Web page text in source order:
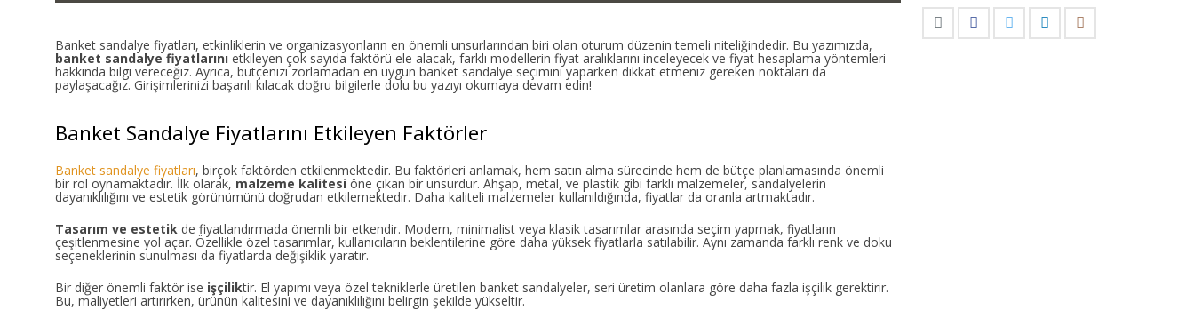
Banket sandalye fiyatları, etkinliklerin ve organizasyonların en önemli unsurlarından biri olan oturum düzenin temeli niteliğindedir. Bu yazımızda,
banket sandalye fiyatlarını etkileyen çok sayıda faktörü ele alacak, farklı modellerin fiyat aralıklarını inceleyecek ve fiyat hesaplama yöntemleri
hakkında bilgi vereceğiz. Ayrıca, bütçenizi zorlamadan en uygun banket sandalye seçimini yaparken dikkat etmeniz gereken noktaları da
paylaşacağız. Girişimlerinizi başarılı kılacak doğru bilgilerle dolu bu yazıyı okumaya devam edin!
Banket Sandalye Fiyatlarını Etkileyen Faktörler
Banket sandalye fiyatları, birçok faktörden etkilenmektedir. Bu faktörleri anlamak, hem satın alma sürecinde hem de bütçe planlamasında önemli
bir rol oynamaktadır. İlk olarak, malzeme kalitesi öne çıkan bir unsurdur. Ahşap, metal, ve plastik gibi farklı malzemeler, sandalyelerin
dayanıklılığını ve estetik görünümünü doğrudan etkilemektedir. Daha kaliteli malzemeler kullanıldığında, fiyatlar da oranla artmaktadır.
Tasarım ve estetik de fiyatlandırmada önemli bir etkendir. Modern, minimalist veya klasik tasarımlar arasında seçim yapmak, fiyatların
çeşitlenmesine yol açar. Özellikle özel tasarımlar, kullanıcıların beklentilerine göre daha yüksek fiyatlarla satılabilir. Aynı zamanda farklı renk ve doku
seçeneklerinin sunulması da fiyatlarda değişiklik yaratır.
Bir diğer önemli faktör ise işçiliktir. El yapımı veya özel tekniklerle üretilen banket sandalyeler, seri üretim olanlara göre daha fazla işçilik gerektirir.
Bu, maliyetleri artırırken, ürünün kalitesini ve dayanıklılığını belirgin şekilde yükseltir.